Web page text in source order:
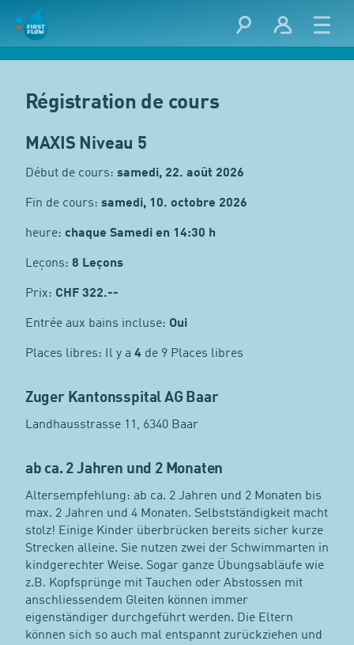
Régistration de cours
MAXIS Niveau 5
Début de cours: samedi, 22. août 2026
Fin de cours: samedi, 10. octobre 2026
heure: chaque Samedi en 14:30 h
Leçons: 8 Leçons
Prix: CHF 322.--
Entrée aux bains incluse: Oui
Places libres: Il y a 4de 9 Places libres
Zuger Kantonsspital AG Baar
Landhausstrasse 11, 6340 Baar
ab ca. 2 Jahren und 2 Monaten
Altersempfehlung: ab ca. 2 Jahren und 2 Monaten bis
max. 2 Jahren und 4 Monaten. Selbstständigkeit macht
stolz! Einige Kinder überbrücken bereits sicher kurze
Strecken alleine. Sie nutzen zwei der Schwimmarten in
kindgerechter Weise. Sogar ganze Übungsabläufe wie
z.B. Kopfsprünge mit Tauchen oder Abstossen mit
anschliessendem Gleiten können immer
eigenständiger durchgeführt werden. Die Eltern
können sich so auch mal entspannt zurückziehen und